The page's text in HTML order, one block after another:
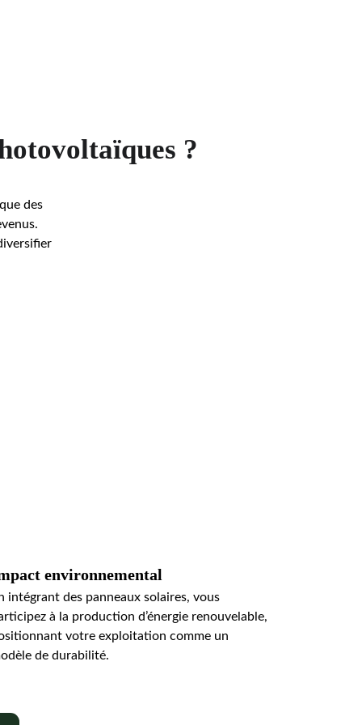
?
des
intégrant des panneaux solaires, vous
à la production d’énergie renouvelable,
votre exploitation comme un
de durabilité.
environnemental